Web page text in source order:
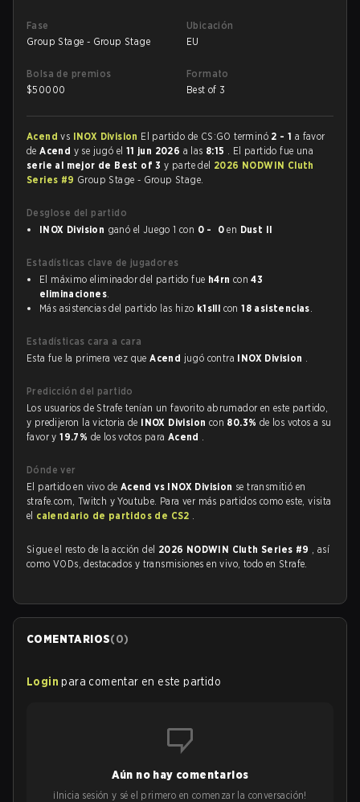
Fase
Group Stage - Group Stage
Ubicación
EU
Bolsa de premios
$50000
Formato
Best of 3
Acendvs INOX Division El partido de CS:GO terminó 2 - 1 a favor
deAcend y se jugó el 11 jun 2026 a las 8:15 . El partido fue una
serie al mejor de Best of 3y parte del 2026 NODWIN Cluth
Series #9 Group Stage - Group Stage.
Desglose del partido
INOX Division ganó el Juego 1 con 0 - 0 en Dust II
Estadísticas clave de jugadores
El máximo eliminador del partido fue h4rn con43
eliminaciones.
Más asistencias del partido las hizo k1slll con18 asistencias.
Estadísticas cara a cara
Esta fue la primera vez queAcend jugó contra INOX Division .
Predicción del partido
Los usuarios de Strafe tenían un favorito abrumador en este partido,
y predijeron la victoria de INOX Division con 80.3% de los votos a su
favor y19.7% de los votos para Acend .
Dónde ver
El partido en vivo de Acend vs INOX Division se transmitió en
strafe.com, Twitch y Youtube. Para ver más partidos como este, visita
el calendario de partidos de CS2 .
Sigue el resto de la acción del 2026 NODWIN Cluth Series #9 , así
como VODs, destacados y transmisiones en vivo, todo en Strafe.
COMENTARIOS(0)
Login para comentar en este partido
Aún no hay comentarios
¡Inicia sesión y sé el primero en comenzar la conversación!